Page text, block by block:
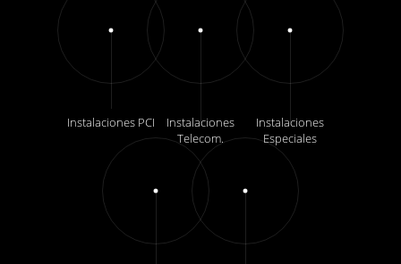
Instalaciones PCI
Instalaciones
Telecom.
Instalaciones
Especiales